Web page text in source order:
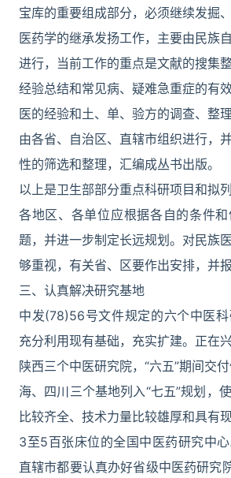
宝库的重要组成部分，必须继续发掘
医药学的继承发扬工作，主要由民族
进行，当前工作的重点是文献的搜集
经验总结和常见病、疑难急重症的有
医的经验和土、单、验方的调查、整
由各省、自治区、直辖市组织进行，
性的筛选和整理，汇编成丛书出版。
以上是卫生部部分重点科研项目和拟
各地区、各单位应根据各自的条件
题，并进一步制定长远规划。对民族
够重视，有关省、区要作出安排，并报
三、认真解决研究基地
中发(78)56号文件规定的六个中医
充分利用现有基础，充实扩建。正在
陕西三个中医研究院，“六五”期间交
海、四川三个基地列入“七五”规划，
比较齐全、技术力量比较雄厚和具有
3至5百张床位的全国中医药研究中心
直辖市都要认真办好省级中医药研究